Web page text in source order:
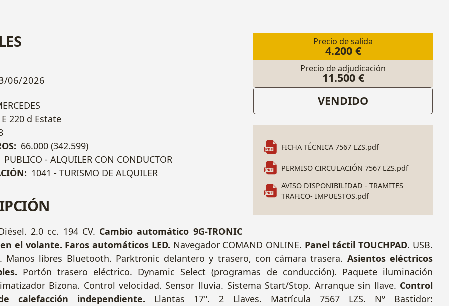
Precio de salida
4.200 €
Precio de adjudicación
11.500 €
VENDIDO
FICHA TÉCNICA 7567 LZS.pdf
PERMISO CIRCULACIÓN 7567 LZS.pdf
AVISO DISPONIBILIDAD - TRAMITES
TRAFICO- IMPUESTOS.pdf
06/2026
E 220 d Estate
66.000 (342.599)
PUBLICO - ALQUILER CON CONDUCTOR
1041 - TURISMO DE ALQUILER
2.0 cc. 194 CV. Cambio automático 9G-TRONIC
el volante. Faros automáticos LED. Navegador COMAND ONLINE. Panel táctil TOUCHPAD. USB.
Manos libres Bluetooth. Parktronic delantero y trasero, con cámara trasera. Asientos eléctricos
Portón trasero eléctrico. Dynamic Select (programas de conducción). Paquete iluminación
Bizona. Control velocidad. Sensor lluvia. Sistema Start/Stop. Arranque sin llave. Control
calefacción independiente. Llantas 17". 2 Llaves. Matrícula 7567 LZS. Nº Bastidor: